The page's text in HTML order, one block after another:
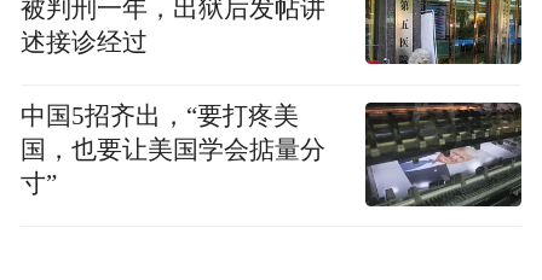
被判刑一年，出狱后发帖讲
述接诊经过
中国5招齐出，“要打疼美
国，也要让美国学会掂量分
寸”